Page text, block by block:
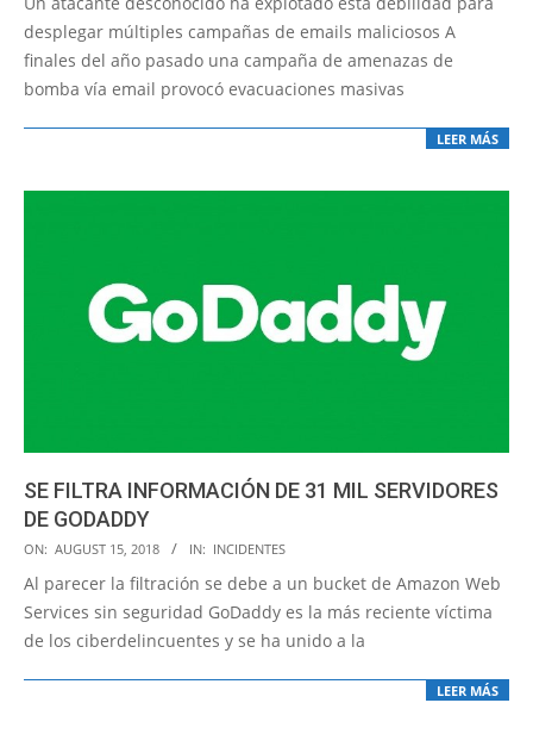
23
desplegar múltiples campañas de emails maliciosos A
finales del año pasado una campaña de amenazas de
bomba vía email provocó evacuaciones masivas
LEER MÁS
SE FILTRA INFORMACIÓN DE 31 MIL SERVIDORES
DE GODADDY
2018-
08-
15
ON: AUGUST 15, 2018 IN: INCIDENTES
Al parecer la filtración se debe a un bucket de Amazon Web
Services sin seguridad GoDaddy es la más reciente víctima
de los ciberdelincuentes y se ha unido a la
LEER MÁS